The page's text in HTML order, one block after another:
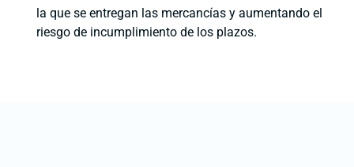
la que se entregan las mercancías y aumentando el
riesgo de incumplimiento de los plazos.